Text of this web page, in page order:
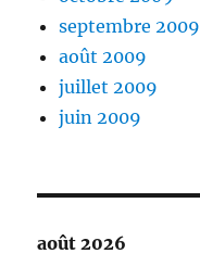
septembre 2009
août 2009
juillet 2009
juin 2009
août 2026